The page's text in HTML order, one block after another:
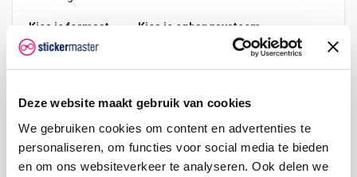
Deze website maakt gebruik van cookies
We gebruiken cookies om content en advertenties te
personaliseren, om functies voor social media te bieden
en om ons websiteverkeer te analyseren. Ook delen we
Kies je formaat Kies je ophangsysteem
€ 69,95